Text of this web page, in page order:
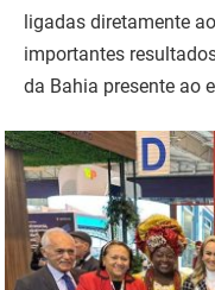
ligadas diretamente
importantes
da Bahia presente ao